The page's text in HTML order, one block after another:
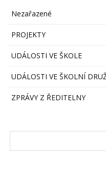
Nezařazené
PROJEKTY
UDÁLOSTI VE ŠKOLE
UDÁLOSTI VE ŠKOLNÍ
ZPRÁVY Z ŘEDITELNY